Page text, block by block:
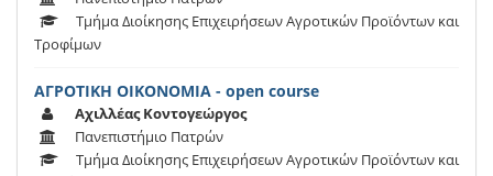
Τμήμα Διοίκησης Επιχειρήσεων Αγροτικών Προϊόντων και
Τροφίμων
ΑΓΡΟΤΙΚΗ ΟΙΚΟΝΟΜΙΑ - open course
Αχιλλέας Κοντογεώργος
Πανεπιστήμιο Πατρών
Τμήμα Διοίκησης Επιχειρήσεων Αγροτικών Προϊόντων και